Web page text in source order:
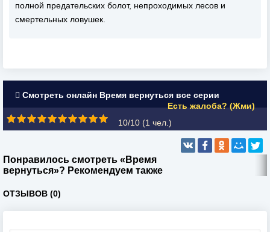
полной предательских болот, непроходимых лесов и
смертельных ловушек.
Смотреть онлайн Время вернуться все серии
Есть жалоба? (Жми)
10/10 (1 чел.)
Понравилось смотреть «Время
вернуться»? Рекомендуем также
ОТЗЫВОВ (0)